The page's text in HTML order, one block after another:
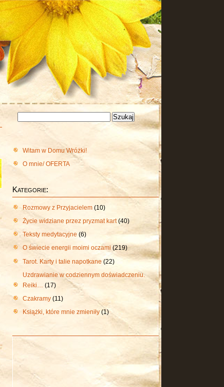
Witam w Domu Wróżki!
O mnie/ OFERTA
Kategorie:
Rozmowy z Przyjacielem (10)
Życie widziane przez pryzmat kart(40)
Teksty medytacyjne (6)
O świecie energii moimi oczami (219)
Tarot. Karty i talie napotkane (22)
Uzdrawianie w codziennym doświadczeniu.
Reiki… (17)
Czakramy (11)
Książki, które mnie zmieniły (1)